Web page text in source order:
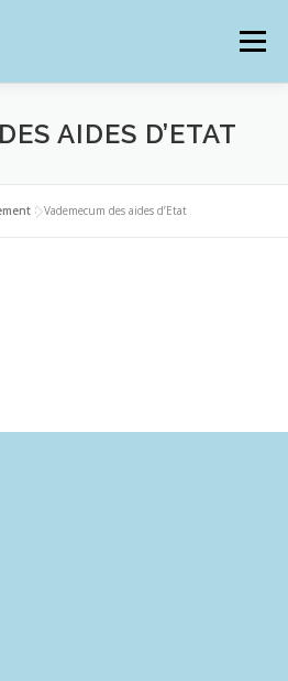
Menu
UN PROJET
AIDES D’ETAT
>Vademecum des aides d’Etat